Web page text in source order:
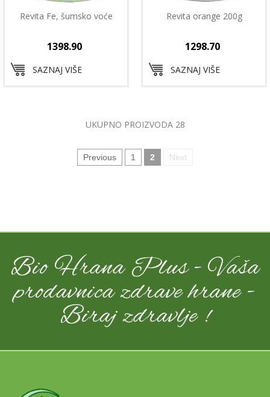
Revita Fe, šumsko voće
1398.90
SAZNAJ VIŠE
Revita orange 200g
1298.70
SAZNAJ VIŠE
UKUPNO PROIZVODA 28
Previous 1 2 Next
Bio Hrana Plus - Vaša
prodavnica zdrave hrane -
Biraj zdravlje !